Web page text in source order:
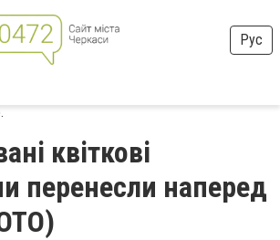
Рус
квіткові
перенесли наперед